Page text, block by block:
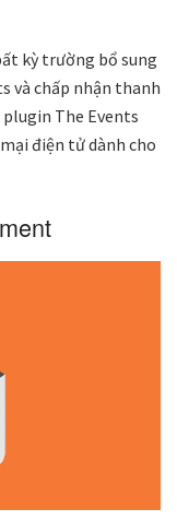
kỳ trường bổ sung
và chấp nhận thanh
The Events
điện tử dành cho